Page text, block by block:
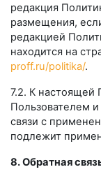
редакция
размещения,
редакцией
находится на
proff.ru/politika/.
7.2. К
Пользователем
связи с
подлежит
8. Обратная